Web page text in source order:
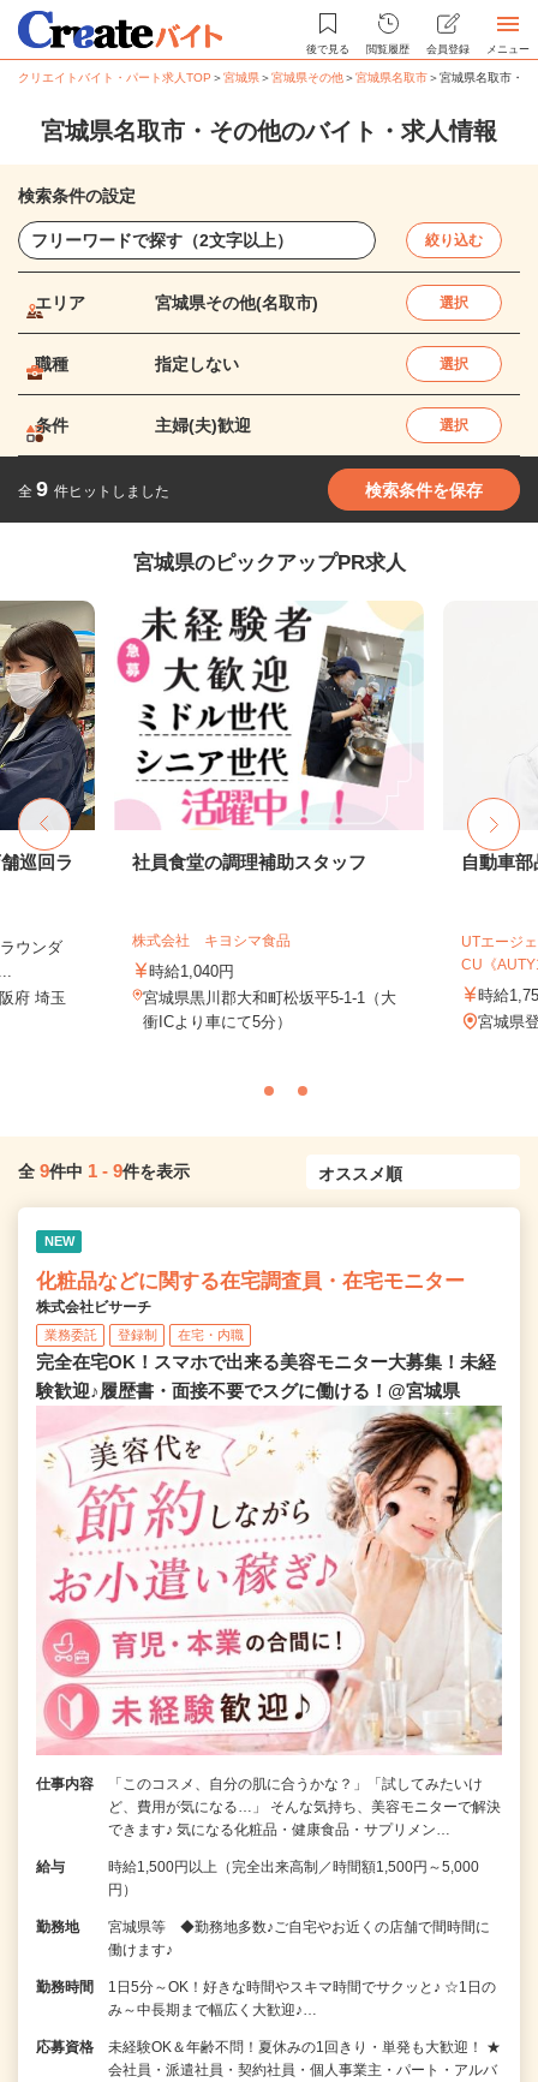
後で見る 閲覧履歴 会員登録 メニュー
クリエイトバイト・パート求人TOP ＞宮城県＞宮城県その他＞宮城県名取市＞宮城県名取市・
宮城県名取市・その他のバイト・求人情報
検索条件の設定
絞り込む
エリア 宮城県その他(名取市) 選択
職種 指定しない 選択
条件 主婦(夫)歓迎 選択
全 9 件ヒットしました 検索条件を保存
宮城県のピックアップPR求人
巡回ラ
ウンダ
府 埼玉
社員食堂の調理補助スタッフ
株式会社 キヨシマ食品
時給1,040円
宮城県黒川郡大和町松坂平5-1-1（大
衝ICより車にて5分）
自動車
UTエージ
CU《
時給
宮城県
全 9件中 1 - 9件を表示
NEW
化粧品などに関する在宅調査員・在宅モニター
株式会社ビサーチ
業務委託 登録制 在宅・内職
完全在宅OK！スマホで出来る美容モニター大募集！未経
験歓迎♪履歴書・面接不要でスグに働ける！@宮城県
仕事内容
「このコスメ、自分の肌に合うかな？」「試してみたいけ
ど、費用が気になる…」 そんな気持ち、美容モニターで解決
できます♪ 気になる化粧品・健康食品・サプリメン…
給与
時給1,500円以上（完全出来高制／時間額1,500円～5,000
円）
勤務地
宮城県等 ◆勤務地多数♪ご自宅やお近くの店舗で間時間に
働けます♪
勤務時間
1日5分～OK！好きな時間やスキマ時間でサクッと♪ ☆1日の
み～中長期まで幅広く大歓迎♪…
応募資格
未経験OK＆年齢不問！夏休みの1回きり・単発も大歓迎！ ★
会社員・派遣社員・契約社員・個人事業主・パート・アルバ